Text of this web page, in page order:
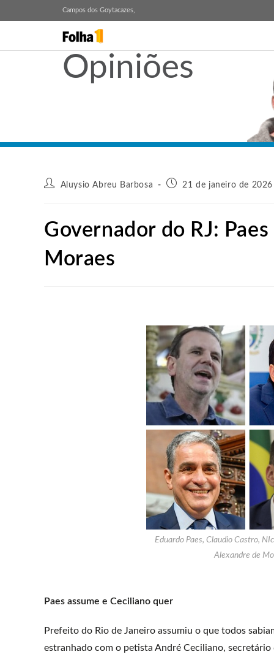
Campos dos Goytacazes,
Opiniões
Aluysio Abreu Barbosa 21 de janeiro de
Governador do RJ:
Moraes
Eduardo Paes, Claudio Castro,
Alexandre de
Paes assume e Ceciliano quer
Prefeito do Rio de Janeiro assumiu o que todos
estranhado com o petista André Ceciliano,